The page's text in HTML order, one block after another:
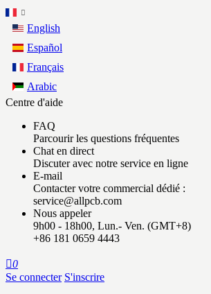
English
Español
Français
Arabic
Centre d'aide
FAQ
Parcourir les questions fréquentes
Chat en direct
Discuter avec notre service en ligne
E-mail
Contacter votre commercial dédié :
service@allpcb.com
Nous appeler
9h00 - 18h00, Lun.- Ven. (GMT+8)
+86 181 0659 4443
0
Se connecter S'inscrire